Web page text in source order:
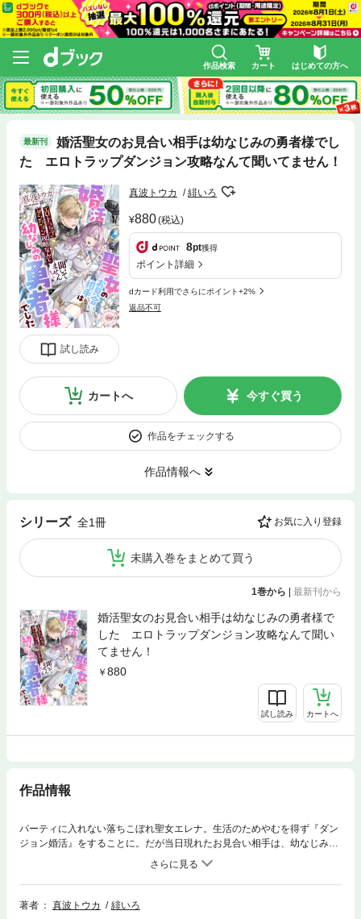
作品検索 カート はじめての方へ
最新刊
婚活聖女のお見合い相手は幼なじみの勇者様でし
た エロトラップダンジョン攻略なんて聞いてません！
試し読み
真波トウカ 緋いろ
880(税込)
8pt獲得
ポイント詳細
dカード利用でさらにポイント+2%
返品不可
カートへ 今すぐ買う
作品をチェックする
作品情報へ
シリーズ 全1冊 お気に入り登録
未購入巻をまとめて買う
1巻から | 最新刊から
婚活聖女のお見合い相手は幼なじみの勇者様で
した エロトラップダンジョン攻略なんて聞い
てません！
880
試し読み カートへ
作品情報
パーティに入れない落ちこぼれ聖女エレナ。生活のためやむを得ず『ダン
ジョン婚活』をすることに。だが当日現れたお見合い相手は、幼なじみで
超人気勇者のルカ！しかも攻略先はえっちな罠だらけの危険地帯!?「声、
我慢すんなよ」モンスターに火照らされた身体を彼の指が慰め、秘所を舌
で蹂躙される。熱い屹立に貫かれ乱されれば、素直になれない心もいつし
か解けて……。「お前が初恋なんだよ」意地っ張りなケンカップルのドタ
著者 真波トウカ
緋いろ